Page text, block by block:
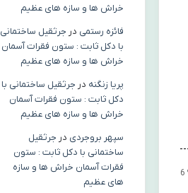
6
خراش ها و سازه های عظیم
فائزه رستمی در جرثقیل ساختمانی
با دکل ثابت : ستون فقرات آسمان
خراش ها و سازه های عظیم
پریا زنگنه در جرثقیل ساختمانی با
دکل ثابت : ستون فقرات آسمان
خراش ها و سازه های عظیم
سپهر بروجردی در جرثقیل
ساختمانی با دکل ثابت : ستون
فقرات آسمان خراش ها و سازه
های عظیم